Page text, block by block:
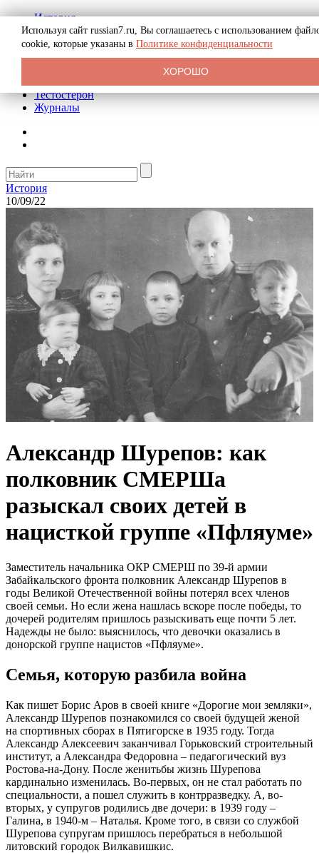
История
Биография
Криминал
Реклама на сайте
Тестостерон
Журналы
История
10/09/22
Александр Шурепов: как
полковник СМЕРШа
разыскал своих детей в
нацисткой группе «Пфляуме»
Заместитель начальника ОКР СМЕРШ по 39-й армии
Забайкальского фронта полковник Александр Шурепов в
годы Великой Отечественной войны потерял всех членов
своей семьи. Но если жена нашлась вскоре после победы, то
дочерей родителям пришлось разыскивать еще почти 5 лет.
Надежды не было: выяснилось, что девочки оказались в
донорской группе нацистов «Пфляуме».
Семья, которую разбила война
Как пишет Борис Аров в своей книге «Дорогие мои земляки»,
Александр Шурепов познакомился со своей будущей женой
на спортивных сборах в Пятигорске в 1935 году. Тогда
Александр Алексеевич заканчивал Горьковский строительный
институт, а Александра Федоровна – педагогический вуз
Ростова-на-Дону. После женитьбы жизнь Шурепова
кардинально изменилась. Во-первых, он не стал работать по
специальности, а пошел служить в контрразведку. А, во-
вторых, у супругов родились две дочери: в 1939 году –
Галина, в 1940-м – Наталья. Кроме того, в связи со службой
Шурепова супругам пришлось перебраться в небольшой
литовский городок Вилкавишкис.
Используя сайт russian7.ru, Вы соглашаетесь с использованием
cookie, которые указаны в Политике конфиденциальности
ХОРОШО